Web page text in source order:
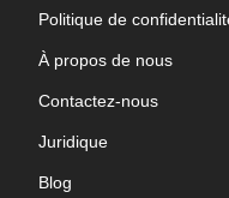
Politique de
À propos de nous
Contactez-nous
Juridique
Blog